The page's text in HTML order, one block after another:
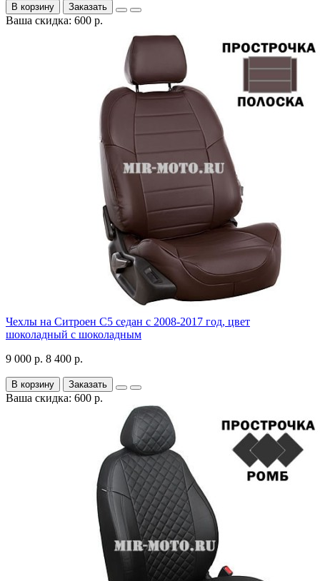
В корзину Заказать
Ваша скидка: 600 р.
Чехлы на Ситроен С5 седан с 2008-2017 год, цвет
шоколадный с шоколадным
9 000 р. 8 400 р.
В корзину Заказать
Ваша скидка: 600 р.